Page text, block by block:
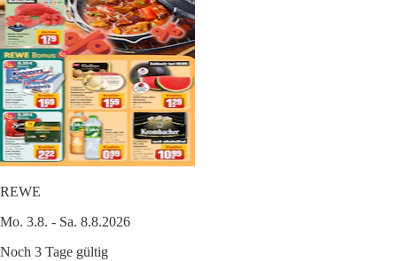
REWE
Mo. 3.8. - Sa. 8.8.2026
Noch 3 Tage gültig